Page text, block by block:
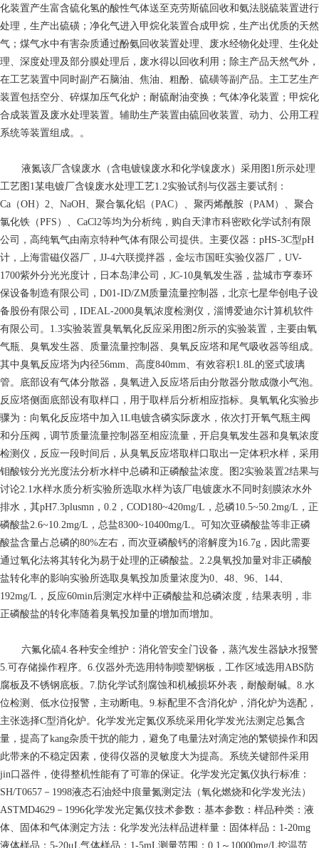
化装置产生富含硫化氢的酸性气体送至克劳斯硫回收和氨法脱硫装置进行
处理，生产出硫磺；净化气进入甲烷化装置合成甲烷，生产出优质的天然
气；煤气水中有害杂质通过酚氨回收装置处理、废水经物化处理、生化处
理、深度处理及部分膜处理后，废水得以回收利用；除主产品天然气外，
在工艺装置中同时副产石脑油、焦油、粗酚、硫磺等副产品。主工艺生产
装置包括空分、碎煤加压气化炉；耐硫耐油变换；气体净化装置；甲烷化
合成装置及废水处理装置。辅助生产装置由硫回收装置、动力、公用工程
系统等装置组成。。
液氮该厂含镍废水（含电镀镍废水和化学镍废水）采用图1所示处理
工艺图1某电镀厂含镍废水处理工艺1.2实验试剂与仪器主要试剂：
Ca（OH）2、NaOH、聚合氯化铝（PAC）、聚丙烯酰胺（PAM）、聚合
氯化铁（PFS）、CaCl2等均为分析纯，购自天津市科密欧化学试剂有限
公司，高纯氧气由南京特种气体有限公司提供。主要仪器：pHS-3C型pH
计，上海雷磁仪器厂，JJ-4六联搅拌器，金坛市国旺实验仪器厂，UV-
1700紫外分光光度计，日本岛津公司，JC-10臭氧发生器，盐城市亨泰环
保设备制造有限公司，D01-ID/ZM质量流量控制器，北京七星华创电子设
备股份有限公司，IDEAL-2000臭氧浓度检测仪，淄博爱迪尔计算机软件
有限公司。1.3实验装置臭氧氧化反应采用图2所示的实验装置，主要由氧
气瓶、臭氧发生器、质量流量控制器、臭氧反应塔和尾气吸收器等组成。
其中臭氧反应塔为内径56mm、高度840mm、有效容积1.8L的竖式玻璃
管。底部设有气体分散器，臭氧进入反应塔后由分散器分散成微小气泡。
反应塔侧面底部设有取样口，用于取样后分析相应指标。臭氧氧化实验步
骤为：向氧化反应塔中加入1L电镀含磷实际废水，依次打开氧气瓶主阀
和分压阀，调节质量流量控制器至相应流量，开启臭氧发生器和臭氧浓度
检测仪，反应一段时间后，从臭氧反应塔取样口取出一定体积水样，采用
钼酸铵分光光度法分析水样中总磷和正磷酸盐浓度。图2实验装置2结果与
讨论2.1水样水质分析实验所选取水样为该厂电镀废水不同时刻膜浓水外
排水，其pH7.3plusmn，0.2，COD180~420mg/L，总磷10.5~50.2mg/L，正
磷酸盐2.6~10.2mg/L，总盐8300~10400mg/L。可知次亚磷酸盐等非正磷
酸盐含量占总磷的80%左右，而次亚磷酸钙的溶解度为16.7g，因此需要
通过氧化法将其转化为易于处理的正磷酸盐。2.2臭氧投加量对非正磷酸
盐转化率的影响实验所选取臭氧投加质量浓度为0、48、96、144、
192mg/L，反应60min后测定水样中正磷酸盐和总磷浓度，结果表明，非
正磷酸盐的转化率随着臭氧投加量的增加而增加。
六氟化硫4.各种安全维护：消化管安全门设备，蒸汽发生器缺水报警
5.可存储操作程序。6.仪器外壳选用特制喷塑钢板，工作区域选用ABS防
腐板及不锈钢底板。7.防化学试剂腐蚀和机械损坏外表，耐酸耐碱。8.水
位检测、低水位报警，主动断电。9.标配里不含消化炉，消化炉为选配，
主张选择C型消化炉。化学发光定氮仪系统采用化学发光法测定总氮含
量，提高了kang杂质干扰的能力，避免了电量法对滴定池的繁锁操作和因
此带来的不稳定因素，使得仪器的灵敏度大为提高。系统关键部件采用
jin口器件，使得整机性能有了可靠的保证。化学发光定氮仪执行标准：
SH/T0657－1998液态石油烃中痕量氮测定法（氧化燃烧和化学发光法）
ASTMD4629－1996化学发光定氮仪技术参数：基本参数：样品种类：液
体、固体和气体测定方法：化学发光法样品进样量：固体样品：1-20mg
液体样品：5-20μL气体样品：1-5mL测量范围：0.1～10000mg/L控温范